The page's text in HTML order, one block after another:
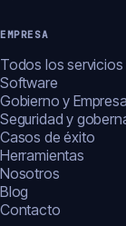
EMPRESA
Todos los servicios
Software
Gobierno y Empresa
Seguridad y
Casos de éxito
Herramientas
Nosotros
Blog
Contacto